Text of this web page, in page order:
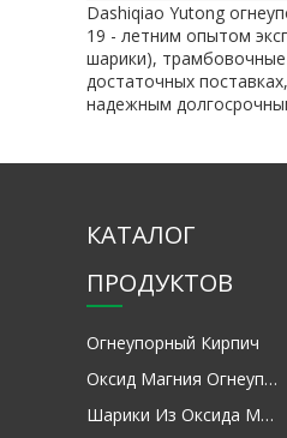
Dashiqiao Yutong
19 - летним опытом
шарики),
достаточных
надежным
КАТАЛОГ
ПРОДУКТОВ
Огнеупорный Кирпич
Оксид Магния Огнеупорное Сырье
Шарики Из Оксида Магния